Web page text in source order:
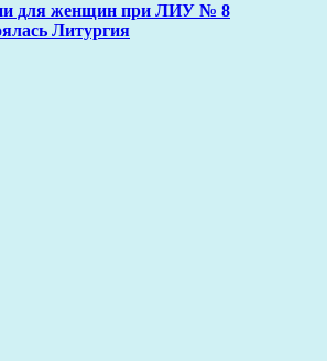
для женщин при ЛИУ № 8
Литургия